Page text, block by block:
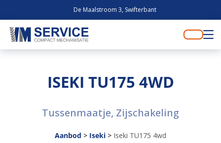
De Maalstroom 3, Swifterbant
ISEKI TU175 4WD
Tussenmaatje, Zijschakeling
Aanbod > Iseki > Iseki TU175 4wd